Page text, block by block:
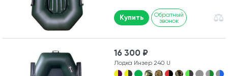
Купить
Обратный
звонок
16 300 ₽
Лодка Инзер 240 U